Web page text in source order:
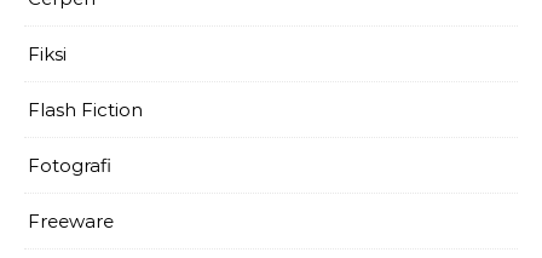
Fiksi
Flash Fiction
Fotografi
Freeware